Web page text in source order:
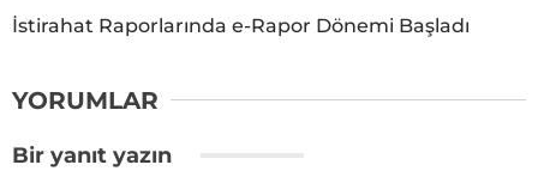
İstirahat Raporlarında e-Rapor Dönemi Başladı
YORUMLAR
Bir yanıt yazın